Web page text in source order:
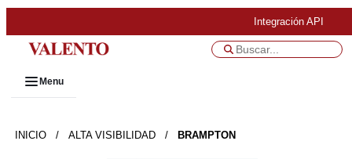
Integración API
Menu
INICIO / ALTA VISIBILIDAD / BRAMPTON